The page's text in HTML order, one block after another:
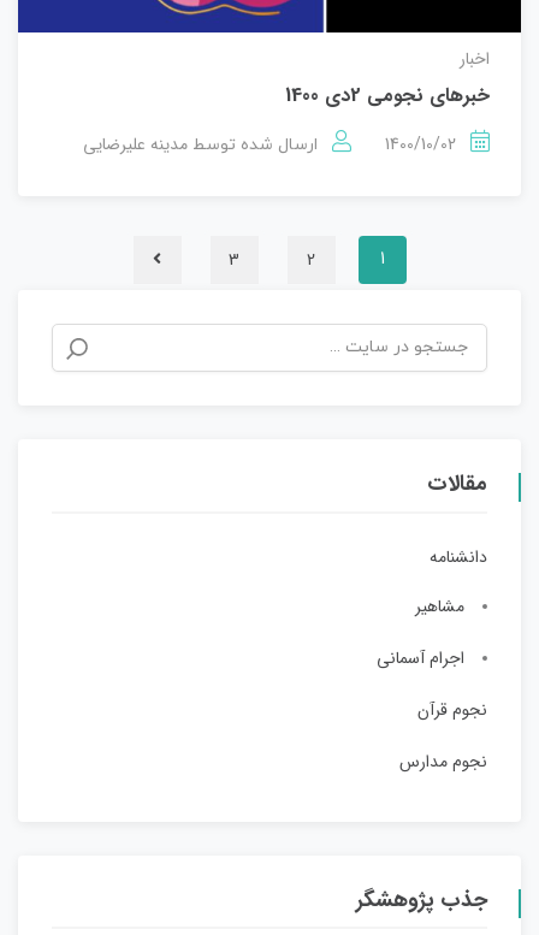
اخبار
خبرهای نجومی 2دی 1400
1400/10/02 ارسال شده توسط مدینه علیرضایی
1
2
3
مقالات
دانشنامه
مشاهیر
اجرام آسمانی
نجوم قرآن
نجوم مدارس
جذب پژوهشگر